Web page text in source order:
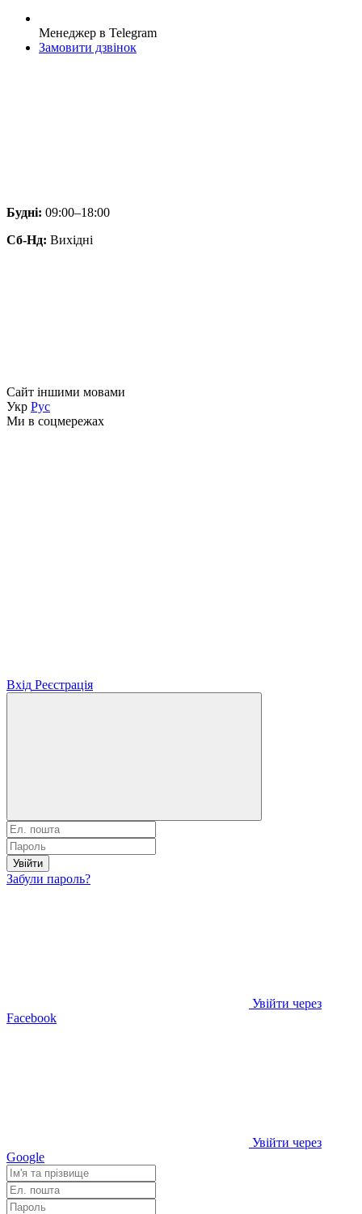
Менеджер в Telegram
Замовити дзвінок
Будні: 09:00–18:00
Сб-Нд: Вихідні
Сайт іншими мовами
Укр Рус
Ми в соцмережах
Вхід Реєстрація
Увійти
Забули пароль?
Увійти через
Facebook
Увійти через
Google